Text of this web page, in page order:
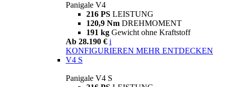
Panigale V4
216 PS LEISTUNG
120,9 Nm DREHMOMENT
191 kg Gewicht ohne Kraftstoff
Ab 28.190 € i
KONFIGURIEREN MEHR ENTDECKEN
V4 S
Panigale V4 S